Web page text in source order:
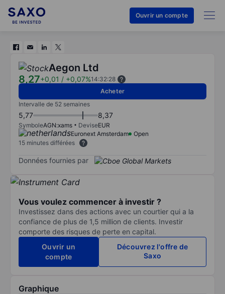
Ouvrir un compte
Aegon Ltd
8,27+0,01 / +0,07%14:32:28
Acheter
Intervalle de 52 semaines
5,77 8,37
SymboleAGN:xams DeviseEUR
Euronext Amsterdam
Open
15 minutes différées
Données fournies par
Vous voulez commencer à investir ?
Investissez dans des actions avec un courtier qui a la
confiance de plus de 1,5 million de clients. Investir
comporte des risques de perte en capital.
Ouvrir un
compte
Découvrez l'offre de
Saxo
Graphique